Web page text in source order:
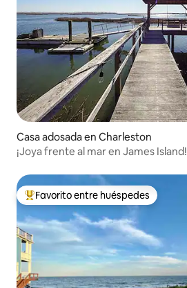
Casa adosada en Charleston
¡Joya frente al mar en James Island!
Favorito entre huéspedes preferido
Favorito entre huéspedes